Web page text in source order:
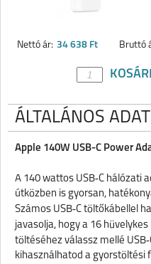
Nettó ár: 34 638 Ft Bruttó
ÁLTALÁNOS
Apple 140W USB-C Power
A 140 wattos USB‑C hálózati
útközben is gyorsan, haté
Számos USB‑C töltő­kábellel
javasolja, hogy a 16 hüvelykes
töltéséhez válassz mellé USB‑
kihasználhatod a gyorstöltési